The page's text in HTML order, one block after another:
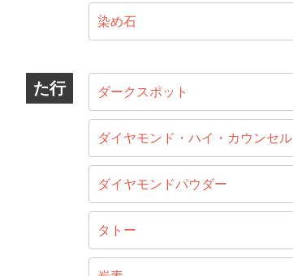
染め石
た行 ダークスポット
ダイヤモンド・ハイ・カウンセル
ダイヤモンドパウダー
タトー